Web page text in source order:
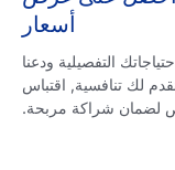
أسعار
التفصيلية ودعنا
لك تنافسية, اقتباس
شراكة مربحة.